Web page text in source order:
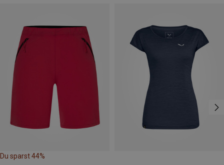
Du sparst 44%